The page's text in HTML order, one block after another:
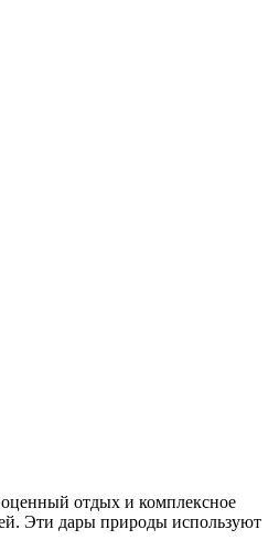
отдых и комплексное
Эти дары природы используют